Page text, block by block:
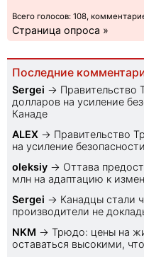
Всего голосов: 108,
Страница опроса »
Последние
Sеrgei → Правительство
долларов на усиление
Канаде
ALEX → Правительство
на усиление
oleksiy → Оттава
млн на адаптацию к
Sеrgei → Канадцы стали
производители не
NKM → Трюдо: цены на
оставаться высокими,